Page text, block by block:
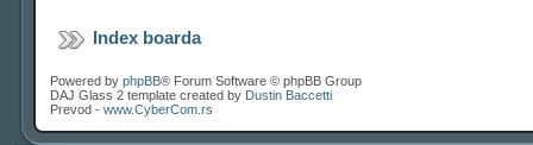
Index boarda
Powered by phpBB® Forum Software © phpBB Group
DAJ Glass 2 template created by Dustin Baccetti
Prevod - www.CyberCom.rs